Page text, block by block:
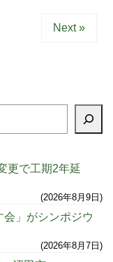
Next »
更で工期2年延
2026年8月9日
」がシンポジウ
2026年8月7日